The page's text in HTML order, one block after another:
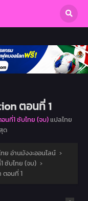
ตอนที่ 1
นที่1 ซับไทย (จบ)แปลไทย
ด
ย อ่านมังงะออนไลน์ ›
ซับไทย (จบ) ›
อนที่ 1